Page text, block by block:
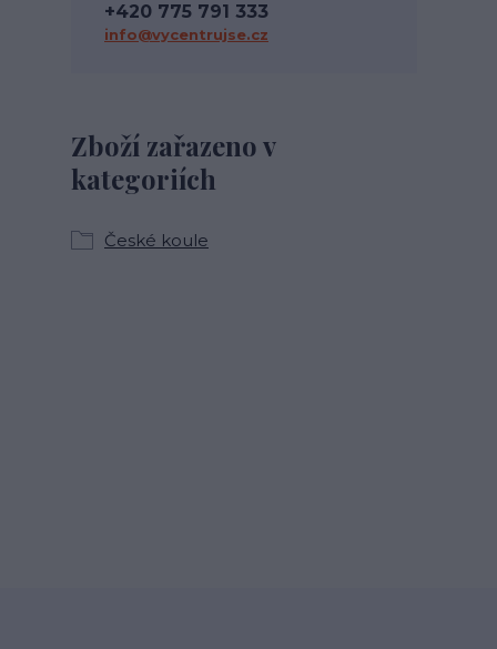
Zboží zařazeno v
kategoriích
České koule
+420 775 791 333
info@vycentrujse.cz